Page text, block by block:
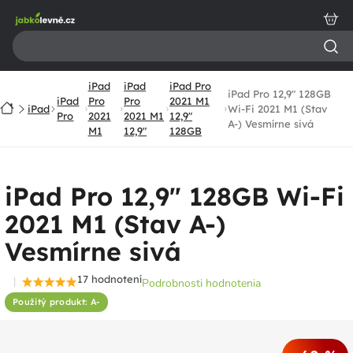
obsah
Domov
iPad
iPad
Pro
iPad
Pro
2021
M1
iPad
Pro
2021 M1
12,9"
iPad Pro
2021 M1
12,9"
128GB
iPad Pro 12,9" 128GB
Wi-Fi 2021 M1 (Stav
A-) Vesmírne sivá
iPad Pro 12,9" 128GB Wi-Fi
2021 M1 (Stav A-)
Vesmírne sivá
Použitý produkt: A-
Priemerné
hodnotenie
17 hodnoteníPodrobnosti hodnotenia